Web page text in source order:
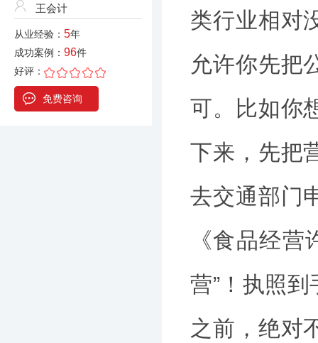
王会计
从业经验： 5年
成功案例： 96件
好评：
免费咨询
类行业相对
允许你先把
可。比如你
下来，先把
去交通部门
《食品经
营”！执照
之前，绝对